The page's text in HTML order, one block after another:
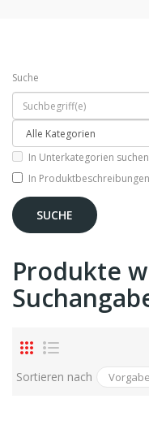
Suche
In Unterkategorien suchen
In
Produkte
Sortieren nach